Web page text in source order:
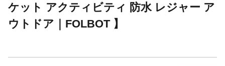
ケット アクティビティ 防水 レジャー ア
ウトドア｜FOLBOT 】